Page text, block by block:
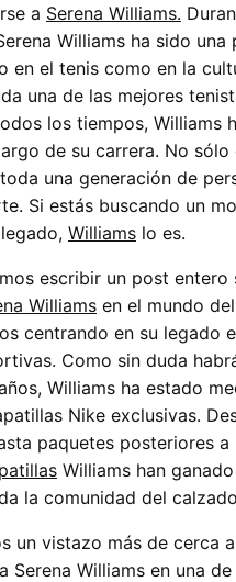
a Serena Williams.
Williams ha sido una
en el tenis como en la
una de las mejores
los tiempos, Williams
de su carrera. No sólo
una generación de
Si estás buscando un
Williams lo es.
escribir un post entero
Williams en el mundo
centrando en su legado
Como sin duda
Williams ha estado
Nike exclusivas.
paquetes posteriores a
Williams han
la comunidad del
un vistazo más de cerca
Serena Williams en una de